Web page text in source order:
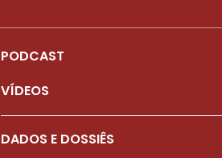
PODCAST
VÍDEOS
DADOS E DOSSIÊS